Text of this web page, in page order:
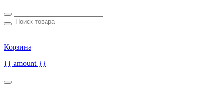
Корзина
{{ amount }}